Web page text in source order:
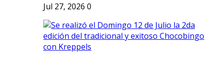
Jul 27, 2026 0